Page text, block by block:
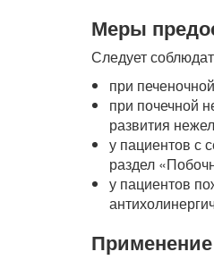
Меры
Следует
при
при почечной
развития
у пациентов с
раздел
у пациентов